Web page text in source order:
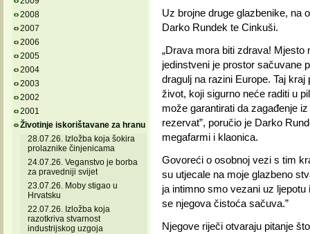
2008
2007
2006
2005
2004
2003
2002
2001
Životinje iskorištavane za hranu
28.07.26. Izložba koja šokira
prolaznike činjenicama
24.07.26. Veganstvo je borba
za pravedniji svijet
23.07.26. Moby stigao u
Hrvatsku
22.07.26. Izložba koja
razotkriva stvarnost
industrijskog uzgoja
Uz brojne druge glazbenike, na
Darko Rundek te Cinkuši.
„Drava mora biti zdrava!
jedinstveni je prostor sačuvane
dragulj na razini Europe. Taj
život, koji sigurno neće raditi u
može garantirati da zagađenje
rezervat”, poručio je Darko
megafarmi i klaonica.
Govoreći o osobnoj vezi s tim
su utjecale na moje glazbeno
ja intimno smo vezani uz
se njegova čistoća sačuva.”
Njegove riječi otvaraju pitanje